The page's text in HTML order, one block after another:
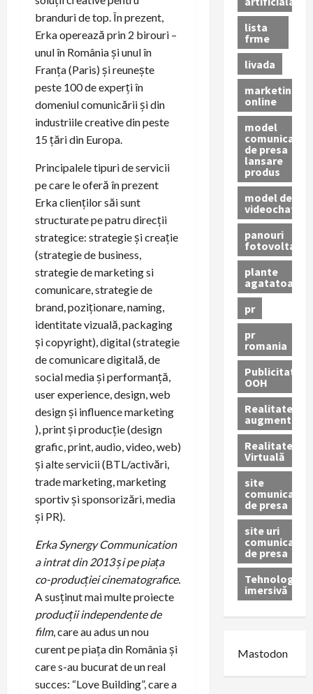
branduri de top. În prezent,
Erka operează prin 2 birouri –
unul în România și unul în
Franța (Paris) și reunește
peste 100 de experți în
domeniul comunicării și din
industriile creative din peste
15 țări din Europa.
Principalele tipuri de servicii
pe care le oferă în prezent
Erka clienților săi sunt
structurate pe patru direcții
strategice: strategie și creație
(strategie de business,
strategie de marketing si
comunicare, strategie de
brand, poziționare, naming,
identitate vizuală, packaging
și copyright), digital (strategie
de comunicare digitală, de
social media și performanță,
user experience, design, web
design și influence marketing
), print și producție (design
grafic, print, audio, video, web)
și alte servicii (BTL/activări,
trade marketing, marketing
sportiv și sponsorizări, media
și PR).
Erka Synergy Communication
a intrat din 2013 și pe piața
co-producției cinematografice.
A susținut mai multe proiecte
producții independente de
film, care au adus un nou
curent pe piața din România și
care s-au bucurat de un real
succes: “Love Building”, care a
lista
frme
livada
marketing
online
model
comunicat
de presa
lansare
produs
model de
videochat
panouri
fotovoltaice
plante
agatatoare
pr
pr
romania
Publicitate
OOH
Realitatea
augmentată
Realitatea
Virtuală
site
comunicate
de presa
site uri
comunicate
de presa
Tehnologie
imersivă
Mastodon